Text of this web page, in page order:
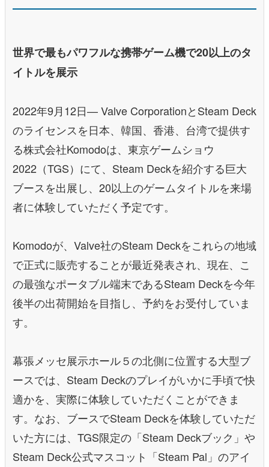
​世界で最もパワフルな携帯ゲーム機で20以上のタ
イトルを展示
2022年9月12日— Valve CorporationとSteam Deck
のライセンスを日本、韓国、香港、台湾で提供す
る株式会社Komodoは、東京ゲームショウ
2022（TGS）にて、Steam Deckを紹介する巨大
ブースを出展し、20以上のゲームタイトルを来場
者に体験していただく予定です。
Komodoが、Valve社のSteam Deckをこれらの地域
で正式に販売することが最近発表され、現在、こ
の最強なポータブル端末であるSteam Deckを今年
後半の出荷開始を目指し、予約をお受付していま
す。
幕張メッセ展示ホール５の北側に位置する大型ブ
ースでは、Steam Deckのプレイがいかに手頃で快
適かを、実際に体験していただくことができま
す。なお、ブースでSteam Deckを体験していただ
いた方には、TGS限定の「Steam Deckブック」や
Steam Deck公式マスコット「Steam Pal」のアイ